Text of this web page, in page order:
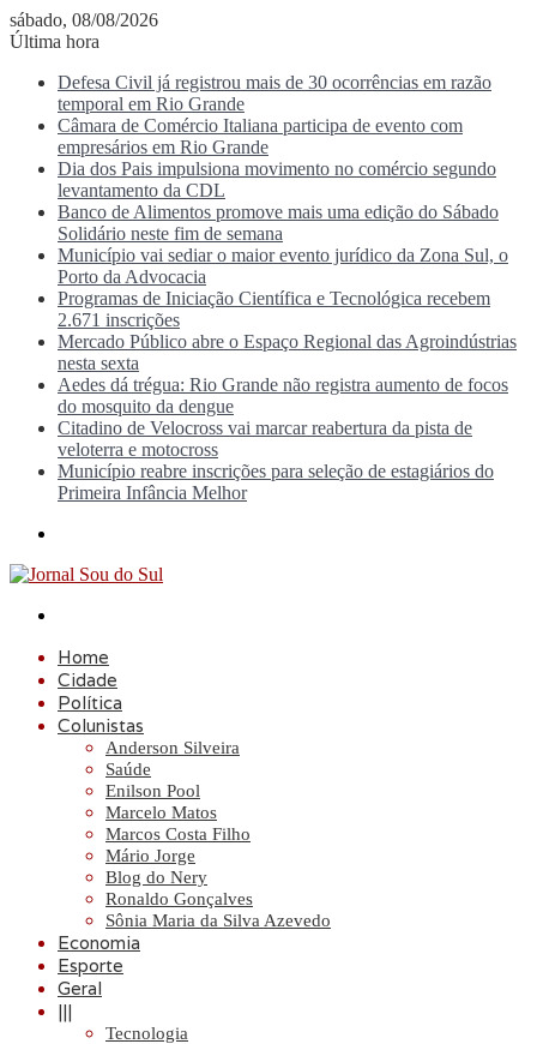
sábado, 08/08/2026
Última hora
Defesa Civil já registrou mais de 30 ocorrências em razão
temporal em Rio Grande
Câmara de Comércio Italiana participa de evento com
empresários em Rio Grande
Dia dos Pais impulsiona movimento no comércio segundo
levantamento da CDL
Banco de Alimentos promove mais uma edição do Sábado
Solidário neste fim de semana
Município vai sediar o maior evento jurídico da Zona Sul, o
Porto da Advocacia
Programas de Iniciação Científica e Tecnológica recebem
2.671 inscrições
Mercado Público abre o Espaço Regional das Agroindústrias
nesta sexta
Aedes dá trégua: Rio Grande não registra aumento de focos
do mosquito da dengue
Citadino de Velocross vai marcar reabertura da pista de
veloterra e motocross
Município reabre inscrições para seleção de estagiários do
Primeira Infância Melhor
Home
Cidade
Política
Colunistas
Anderson Silveira
Saúde
Enilson Pool
Marcelo Matos
Marcos Costa Filho
Mário Jorge
Blog do Nery
Ronaldo Gonçalves
Sônia Maria da Silva Azevedo
Economia
Esporte
Geral
|||
Tecnologia